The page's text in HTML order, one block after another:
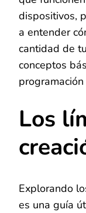
dispositivos,
a entender
cantidad de
conceptos
Los
Explorando
es una guía